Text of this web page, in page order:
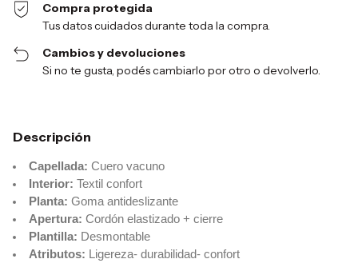
Compra protegida
Tus datos cuidados durante toda la compra.
Cambios y devoluciones
Si no te gusta, podés cambiarlo por otro o devolverlo.
Descripción
Capellada: Cuero vacuno
Interior: Textil confort
Planta: Goma antideslizante
Apertura: Cordón elastizado + cierre
Plantilla: Desmontable
Atributos: Ligereza- durabilidad- confort